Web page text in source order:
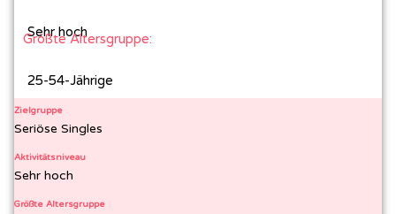
Sehr hoch
Größte Altersgruppe:
25-54-Jährige
Zielgruppe
Seriöse Singles
Aktivitätsniveau
Sehr hoch
Größte Altersgruppe